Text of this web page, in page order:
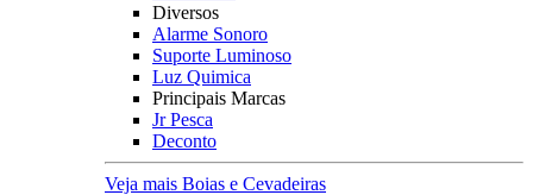
Diversos
Alarme Sonoro
Suporte Luminoso
Luz Quimica
Principais Marcas
Jr Pesca
Deconto
Veja mais Boias e Cevadeiras